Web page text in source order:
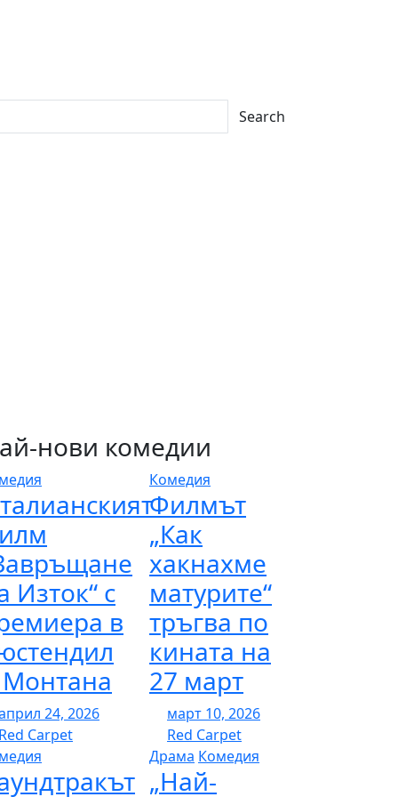
Search
нови комедии
Изток“ с
в
24, 2026
Red Carpet
Комедия
Филмът
„Как
хакнахме
матурите“
тръгва по
кината на
27 март
март 10, 2026
Red Carpet
Драма Комедия
„Най-